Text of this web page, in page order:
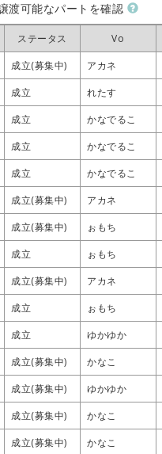
渡可能なパートを確認
ステータス Vo
成立(募集中) アカネ
成立 れたす
成立 かなでるこ
成立 かなでるこ
成立 かなでるこ
成立(募集中) アカネ
成立(募集中) ぉもち
成立 ぉもち
成立(募集中) アカネ
成立 ぉもち
成立 ゆかゆか
成立(募集中) かなこ
成立(募集中) ゆかゆか
成立(募集中) かなこ
成立(募集中) かなこ
ステータス Vo
成立(募集中) アカネ
成立 れたす
成立 かなでるこ
成立 かなでるこ
成立 かなでるこ
成立(募集中) アカネ
成立(募集中) ぉもち
成立 ぉもち
成立(募集中) アカネ
成立 ぉもち
成立 ゆかゆか
成立(募集中) かなこ
成立(募集中) ゆかゆか
成立(募集中) かなこ
成立(募集中) かなこ
ステータス Vo
成立(募集中) アカネ
成立 れたす
成立 かなでるこ
成立 かなでるこ
成立 かなでるこ
成立(募集中) アカネ
成立(募集中) ぉもち
成立 ぉもち
成立(募集中) アカネ
成立 ぉもち
成立 ゆかゆか
成立(募集中) かなこ
成立(募集中) ゆかゆか
成立(募集中) かなこ
成立(募集中) かなこ
ステータス Vo
成立(募集中) アカネ
成立 れたす
成立 かなでるこ
成立 かなでるこ
成立 かなでるこ
成立(募集中) アカネ
成立(募集中) ぉもち
成立 ぉもち
成立(募集中) アカネ
成立 ぉもち
成立 ゆかゆか
成立(募集中) かなこ
成立(募集中) ゆかゆか
成立(募集中) かなこ
成立(募集中) かなこ